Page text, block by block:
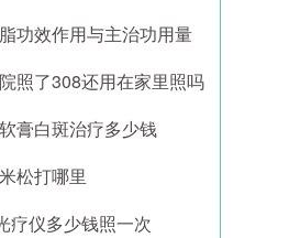
功效作用与主治功用量
照了308还用在家里照吗
膏白斑治疗多少钱
松打哪里
疗仪多少钱照一次